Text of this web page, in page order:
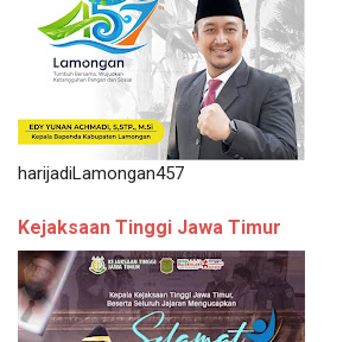
harijadiLamongan457
Kejaksaan Tinggi Jawa Timur